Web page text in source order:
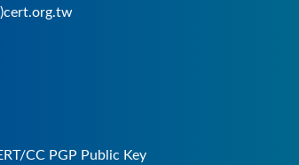
CC PGP Public Key